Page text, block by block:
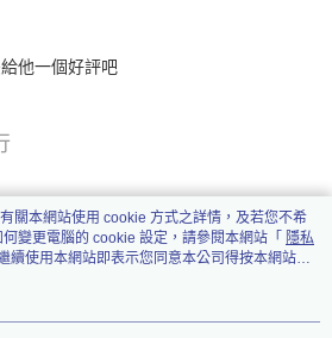
他一個好評吧
關本網站使用 cookie 方式之詳情，及若您不希
變更電腦的 cookie 設定，請參閱本網站「 隱私
續使用本網站即表示您同意本公司得按本網站使
。